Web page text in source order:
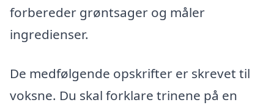
forbereder grøntsager og måler
ingredienser.
De medfølgende opskrifter er skrevet til
voksne. Du skal forklare trinene på en